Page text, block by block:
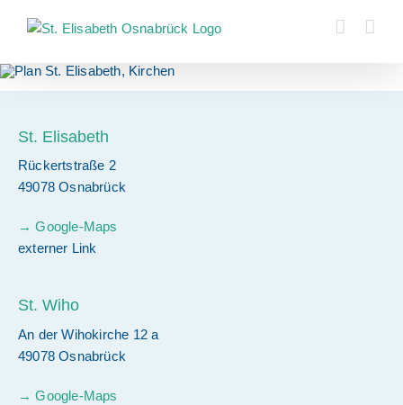
Inhalt
St. Elisabeth
Rückertstraße 2
49078 Osnabrück
→ Google-Maps
externer Link
St. Wiho
An der Wihokirche 12 a
49078 Osnabrück
→ Google-Maps